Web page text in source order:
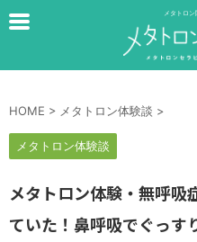
メタトロン
HOME > メタトロン体験談 >
メタトロン体験談
メタトロン体験・無呼吸
ていた！鼻呼吸でぐっす